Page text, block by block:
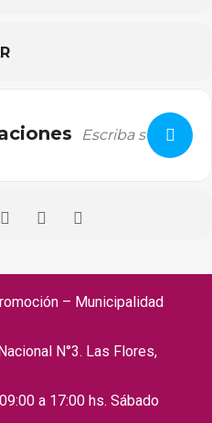
– Municipalidad
N°3. Las Flores,
a 17:00 hs. Sábado